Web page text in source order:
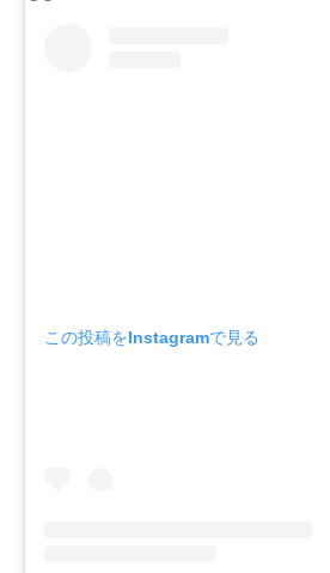
この投稿をInstagramで見る